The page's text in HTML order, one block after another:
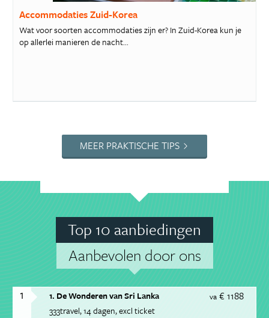
Accommodaties Zuid-Korea
Wat voor soorten accommodaties zijn er? In Zuid-Korea kun je
op allerlei manieren de nacht...
MEER PRAKTISCHE TIPS
Top 10 aanbiedingen
Aanbevolen door ons
1 va € 1188
1. De Wonderen van Sri Lanka
333travel 14 dagen excl ticket